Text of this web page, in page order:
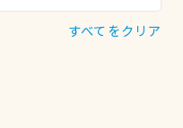
すべてをクリア